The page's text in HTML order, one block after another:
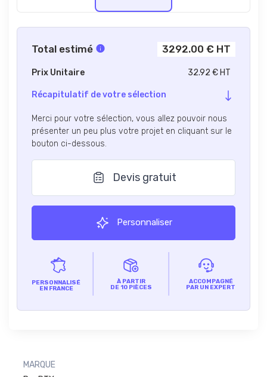
Total estimé 3292.00 € HT
Prix Unitaire 32.92 € HT
Récapitulatif de votre sélection
Merci pour votre sélection, vous allez pouvoir nous
présenter un peu plus votre projet en cliquant sur le
bouton ci-dessous.
Devis gratuit
Personnaliser
PERSONNALISÉ
EN FRANCE
À PARTIR
DE 10 PIÈCES
ACCOMPAGNÉ
PAR UN EXPERT
MARQUE